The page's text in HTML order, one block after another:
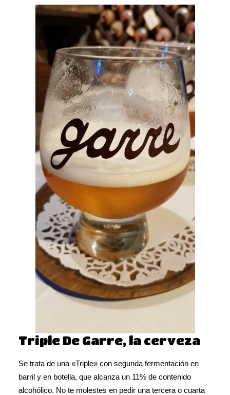
Triple De Garre, la cerveza
Se trata de una «Triple» con segunda fermentación en
barril y en botella, que alcanza un 11% de contenido
alcohólico. No te molestes en pedir una tercera o cuarta